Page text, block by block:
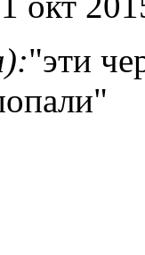
"эти